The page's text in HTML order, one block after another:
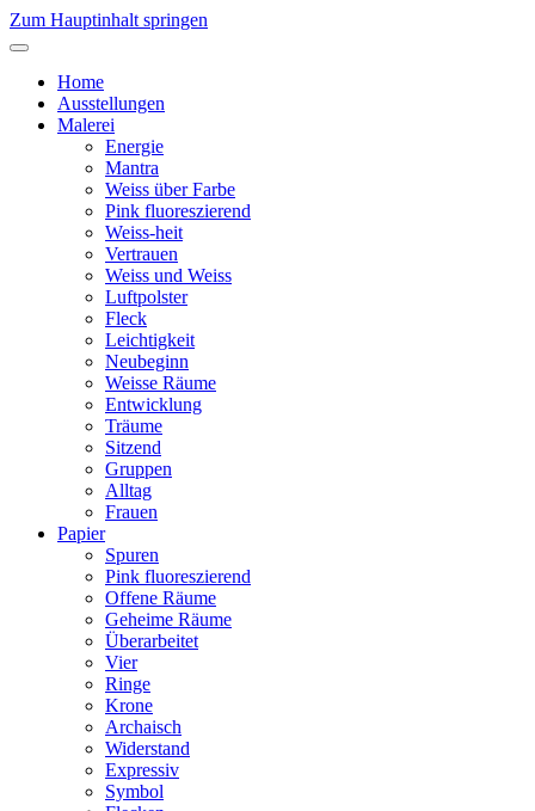
Zum Hauptinhalt springen
Home
Ausstellungen
Malerei
Energie
Mantra
Weiss über Farbe
Pink fluoreszierend
Weiss-heit
Vertrauen
Weiss und Weiss
Luftpolster
Fleck
Leichtigkeit
Neubeginn
Weisse Räume
Entwicklung
Träume
Sitzend
Gruppen
Alltag
Frauen
Papier
Spuren
Pink fluoreszierend
Offene Räume
Geheime Räume
Überarbeitet
Vier
Ringe
Krone
Archaisch
Widerstand
Expressiv
Symbol